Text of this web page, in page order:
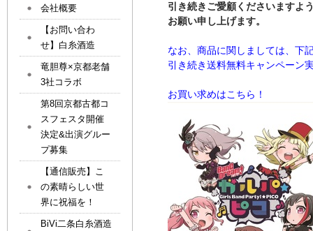
引き続きご愛顧くださいますよ
お願い申し上げます。
なお、商品に関しましては、下
引き続き送料無料キャンペーン
お買い求めはこちら！
会社概要
【お問い合わ
せ】白糸酒造
竜胆尊×京都老舗
3社コラボ
第8回京都古都コ
スフェスタ開催
決定&出演グルー
プ募集
【通信販売】こ
の素晴らしい世
界に祝福を！
BiVi二条白糸酒造